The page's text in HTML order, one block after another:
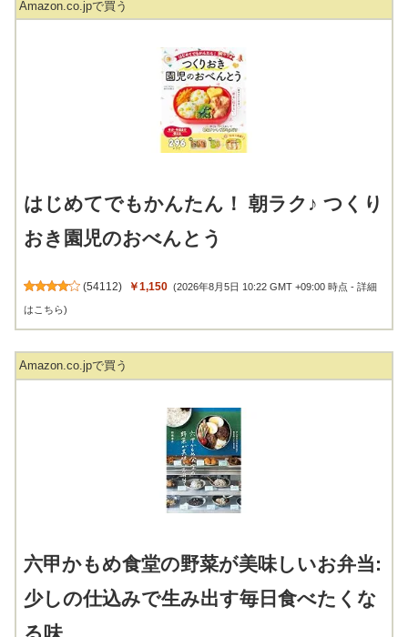
おき園児のおべんとう
はこちら)
少しの仕込みで生み出す毎日食べたくな
る味